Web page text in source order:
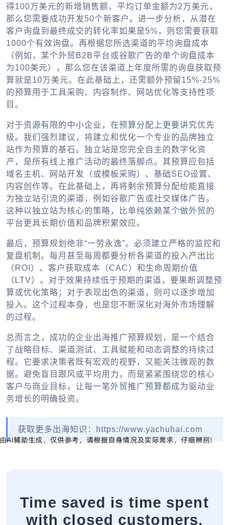
得100万美元的新增销售额，平均订单金额为2万美元，
那么您需要成功开发50个新客户。进一步分析，从潜在
客户询盘到最终成交的转化率如果是5%，则您需要获取
1000个有效询盘。再根据您所选渠道的平均询盘成本
（例如，某个外贸B2B平台或谷歌广告的单个询盘成本
为100美元），那么您在该渠道上年度所需的询盘获取预
算就是10万美元。在此基础上，还需额外预留15%-25%
的预算用于工具采购、内容制作、网站优化等支持性项
目。
对于资源有限的中小企业，在预算分配上更要讲究优先
级。我们强烈建议，将建立和优化一个专业的品牌独立
站作为预算的基石。独立站是您完全自主的数字化资
产，是所有线上推广活动的最终落脚点。其预算应包括
域名主机、网站开发（或模板采购）、基础SEO设置、
内容创作等。在此基础上，再将剩余预算分配给能直接
为独立站引流的渠道，例如谷歌广告或社交媒体广告。
这种以独立站为核心的策略，比单纯依赖某个做外贸的
平台 更具长期价值和品牌积累效应。
最后，预算规划绝非“一劳永逸”。必须建立严格的监控和
复盘机制。每月甚至每周都要分析各渠道的投入产出比
（ROI）、客户获取成本（CAC）和生命周期价值
（LTV）。对于效果持续低于预期的渠道，要果断调整预
算或优化策略；对于表现出色的渠道，则可以逐步增加
投入。这个过程本身，也是您不断深化对海外市场理解
的过程。
总而言之，成功的企业出海推广预算规划，是一个结合
了战略目标、渠道测试、工具赋能和动态调整的持续过
程。它要求决策者既有宏观的视野，又能关注微观的数
据。避免盲目跟风或平均用力，而是紧紧围绕您的核心
客户与商业目标，让每一笔外贸推广预算都成为驱动业
务增长的明确投资。
获取更多出海知识：https://www.yachuhai.com
Time saved is time spent
with closed customers.